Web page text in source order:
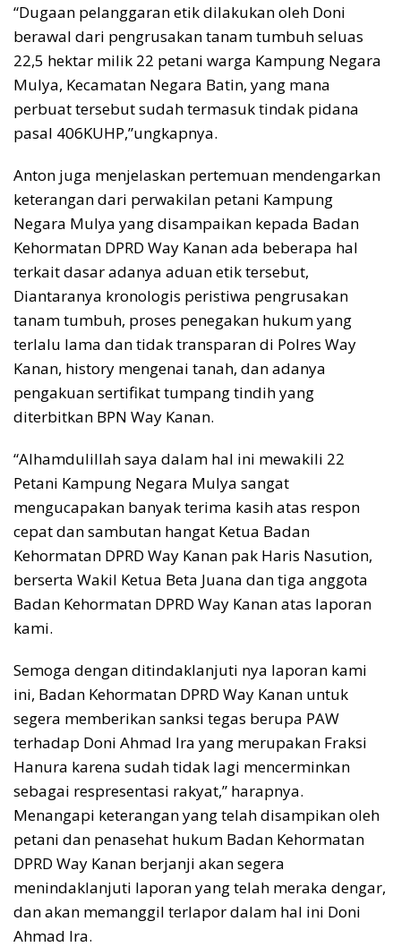
“Dugaan pelanggaran etik dilakukan oleh Doni
berawal dari pengrusakan tanam tumbuh seluas
22,5 hektar milik 22 petani warga Kampung Negara
Mulya, Kecamatan Negara Batin, yang mana
perbuat tersebut sudah termasuk tindak pidana
pasal 406KUHP,”ungkapnya.
Anton juga menjelaskan pertemuan mendengarkan
keterangan dari perwakilan petani Kampung
Negara Mulya yang disampaikan kepada Badan
Kehormatan DPRD Way Kanan ada beberapa hal
terkait dasar adanya aduan etik tersebut,
Diantaranya kronologis peristiwa pengrusakan
tanam tumbuh, proses penegakan hukum yang
terlalu lama dan tidak transparan di Polres Way
Kanan, history mengenai tanah, dan adanya
pengakuan sertifikat tumpang tindih yang
diterbitkan BPN Way Kanan.
“Alhamdulillah saya dalam hal ini mewakili 22
Petani Kampung Negara Mulya sangat
mengucapakan banyak terima kasih atas respon
cepat dan sambutan hangat Ketua Badan
Kehormatan DPRD Way Kanan pak Haris Nasution,
berserta Wakil Ketua Beta Juana dan tiga anggota
Badan Kehormatan DPRD Way Kanan atas laporan
kami.
Semoga dengan ditindaklanjuti nya laporan kami
ini, Badan Kehormatan DPRD Way Kanan untuk
segera memberikan sanksi tegas berupa PAW
terhadap Doni Ahmad Ira yang merupakan Fraksi
Hanura karena sudah tidak lagi mencerminkan
sebagai respresentasi rakyat,” harapnya.
Menangapi keterangan yang telah disampikan oleh
petani dan penasehat hukum Badan Kehormatan
DPRD Way Kanan berjanji akan segera
menindaklanjuti laporan yang telah meraka dengar,
dan akan memanggil terlapor dalam hal ini Doni
Ahmad Ira.